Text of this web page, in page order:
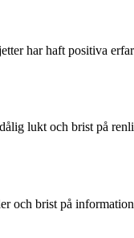
har haft positiva
lukt och brist på
och brist på